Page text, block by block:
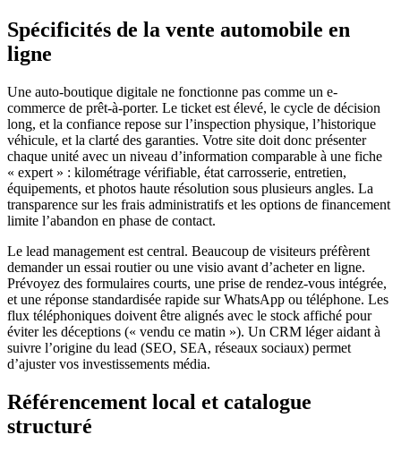
Spécificités de la vente automobile en
ligne
Une auto-boutique digitale ne fonctionne pas comme un e-
commerce de prêt-à-porter. Le ticket est élevé, le cycle de décision
long, et la confiance repose sur l’inspection physique, l’historique
véhicule, et la clarté des garanties. Votre site doit donc présenter
chaque unité avec un niveau d’information comparable à une fiche
« expert » : kilométrage vérifiable, état carrosserie, entretien,
équipements, et photos haute résolution sous plusieurs angles. La
transparence sur les frais administratifs et les options de financement
limite l’abandon en phase de contact.
Le lead management est central. Beaucoup de visiteurs préfèrent
demander un essai routier ou une visio avant d’acheter en ligne.
Prévoyez des formulaires courts, une prise de rendez-vous intégrée,
et une réponse standardisée rapide sur WhatsApp ou téléphone. Les
flux téléphoniques doivent être alignés avec le stock affiché pour
éviter les déceptions (« vendu ce matin »). Un CRM léger aidant à
suivre l’origine du lead (SEO, SEA, réseaux sociaux) permet
d’ajuster vos investissements média.
Référencement local et catalogue
structuré